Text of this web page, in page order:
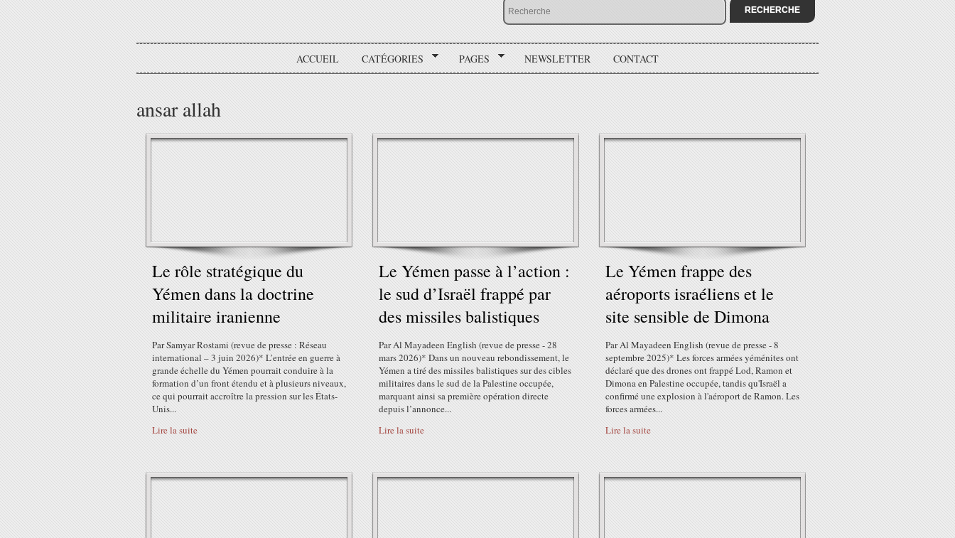
ACCUEIL CATÉGORIES PAGES NEWSLETTER CONTACT
ansar allah
Le rôle stratégique du
Yémen dans la doctrine
militaire iranienne
Par Samyar Rostami (revue de presse : Réseau
international – 3 juin 2026)* L’entrée en guerre à
grande échelle du Yémen pourrait conduire à la
formation d’un front étendu et à plusieurs niveaux,
ce qui pourrait accroître la pression sur les États-
Unis...
Lire la suite
Le Yémen passe à l’action :
le sud d’Israël frappé par
des missiles balistiques
Par Al Mayadeen English (revue de presse - 28
mars 2026)* Dans un nouveau rebondissement, le
Yémen a tiré des missiles balistiques sur des cibles
militaires dans le sud de la Palestine occupée,
marquant ainsi sa première opération directe
depuis l’annonce...
Lire la suite
Le Yémen frappe des
aéroports israéliens et le
site sensible de Dimona
Par Al Mayadeen English (revue de presse - 8
septembre 2025)* Les forces armées yéménites ont
déclaré que des drones ont frappé Lod, Ramon et
Dimona en Palestine occupée, tandis qu'Israël a
confirmé une explosion à l'aéroport de Ramon. Les
forces armées...
Lire la suite